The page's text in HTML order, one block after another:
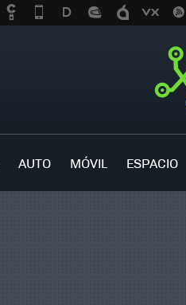
AUTO MÓVIL ESPACIO